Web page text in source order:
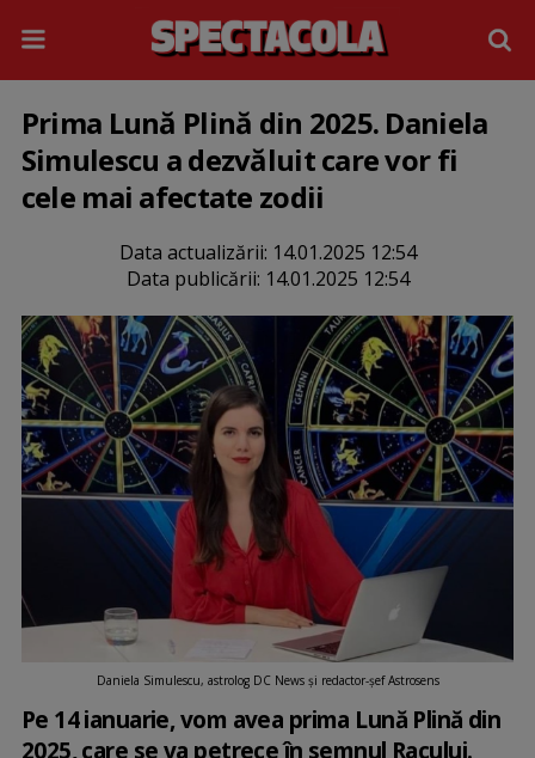
Prima Lună Plină din 2025. Daniela
Simulescu a dezvăluit care vor fi
cele mai afectate zodii
Data actualizării: 14.01.2025 12:54
Data publicării: 14.01.2025 12:54
Daniela Simulescu, astrolog DC News și redactor-șef Astrosens
Pe 14 ianuarie, vom avea prima Lună Plină din
2025, care se va petrece în semnul Racului.